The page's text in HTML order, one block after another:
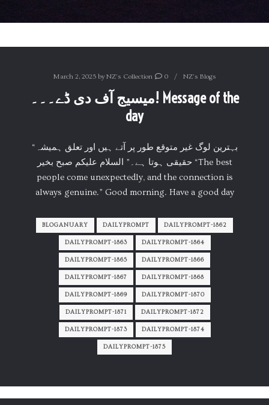
March 2, 2025byNZ's Collection 0 NZ's Blogs
میسیج آف دی ڈے۔۔۔! Message of the
day
“بہترین لوگ غیر متوقع طور پر آتے ہیں اور تعلق ہمیشہ
حقیقی ہوتا ہے۔” السلام علیکم صبح بخیر “The best
people come unexpectedly, and the connection is
always genuine.” Good morning. Have a good day
BLOGANUARY DAILYPROMPT DAILYPROMPT-1862
DAILYPROMPT-1863 DAILYPROMPT-1864
DAILYPROMPT-1865 DAILYPROMPT-1866
DAILYPROMPT-1867 DAILYPROMPT-1868
DAILYPROMPT-1869 DAILYPROMPT-1870
DAILYPROMPT-1871 DAILYPROMPT-1872
DAILYPROMPT-1873 DAILYPROMPT-1874
DAILYPROMPT-1875